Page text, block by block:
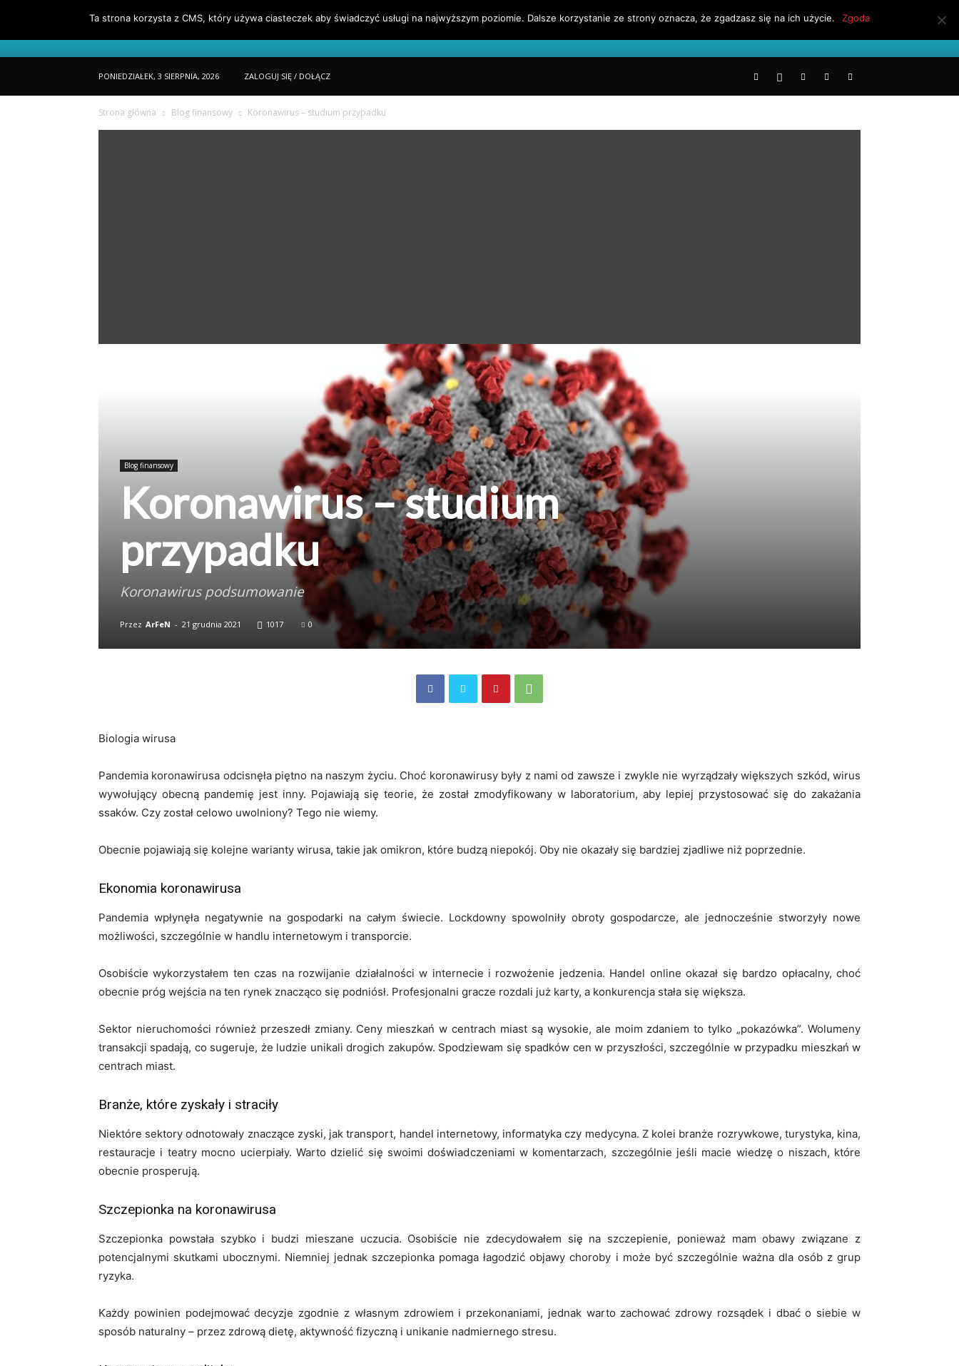
O Mnie Jak Czytać Portal Blog Finansowy Sygnały Handlowe Blogroll
PONIEDZIAŁEK, 3 SIERPNIA, 2026 ZALOGUJ SIĘ / DOŁĄCZ
Strona główna Blog finansowy Koronawirus – studium przypadku
Blog finansowy
Koronawirus – studium
przypadku
Koronawirus podsumowanie
Przez ArFeN - 21 grudnia 2021 1017 0
Biologia wirusa
Pandemia koronawirusa odcisnęła piętno na naszym życiu. Choć koronawirusy były z nami od zawsze i zwykle nie wyrządzały większych szkód, wirus
wywołujący obecną pandemię jest inny. Pojawiają się teorie, że został zmodyfikowany w laboratorium, aby lepiej przystosować się do zakażania
ssaków. Czy został celowo uwolniony? Tego nie wiemy.
Obecnie pojawiają się kolejne warianty wirusa, takie jak omikron, które budzą niepokój. Oby nie okazały się bardziej zjadliwe niż poprzednie.
Ekonomia koronawirusa
Pandemia wpłynęła negatywnie na gospodarki na całym świecie. Lockdowny spowolniły obroty gospodarcze, ale jednocześnie stworzyły nowe
możliwości, szczególnie w handlu internetowym i transporcie.
Osobiście wykorzystałem ten czas na rozwijanie działalności w internecie i rozwożenie jedzenia. Handel online okazał się bardzo opłacalny, choć
obecnie próg wejścia na ten rynek znacząco się podniósł. Profesjonalni gracze rozdali już karty, a konkurencja stała się większa.
Sektor nieruchomości również przeszedł zmiany. Ceny mieszkań w centrach miast są wysokie, ale moim zdaniem to tylko „pokazówka”. Wolumeny
transakcji spadają, co sugeruje, że ludzie unikali drogich zakupów. Spodziewam się spadków cen w przyszłości, szczególnie w przypadku mieszkań w
centrach miast.
Branże, które zyskały i straciły
Niektóre sektory odnotowały znaczące zyski, jak transport, handel internetowy, informatyka czy medycyna. Z kolei branże rozrywkowe, turystyka, kina,
restauracje i teatry mocno ucierpiały. Warto dzielić się swoimi doświadczeniami w komentarzach, szczególnie jeśli macie wiedzę o niszach, które
obecnie prosperują.
Szczepionka na koronawirusa
Szczepionka powstała szybko i budzi mieszane uczucia. Osobiście nie zdecydowałem się na szczepienie, ponieważ mam obawy związane z
potencjalnymi skutkami ubocznymi. Niemniej jednak szczepionka pomaga łagodzić objawy choroby i może być szczególnie ważna dla osób z grup
ryzyka.
Każdy powinien podejmować decyzje zgodnie z własnym zdrowiem i przekonaniami, jednak warto zachować zdrowy rozsądek i dbać o siebie w
sposób naturalny – przez zdrową dietę, aktywność fizyczną i unikanie nadmiernego stresu.
Ta strona korzysta z CMS, który używa ciasteczek aby świadczyć usługi na najwyższym poziomie. Dalsze korzystanie ze strony oznacza, że zgadzasz się na ich użycie. Zgoda